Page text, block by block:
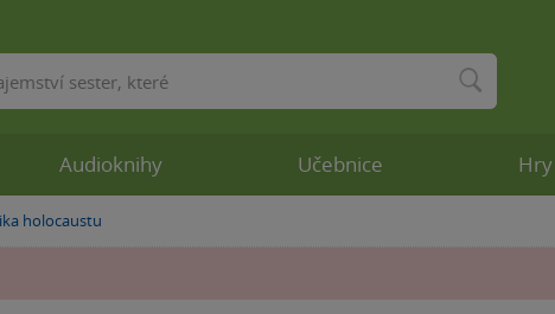
holocaustu
Audioknihy Učebnice Hry